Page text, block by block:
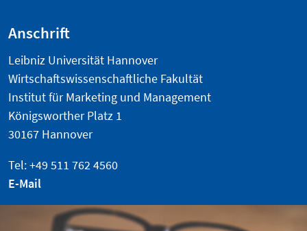
Anschrift
Leibniz Universität Hannover
Wirtschaftswissenschaftliche Fakultät
Institut für Marketing und Management
Königsworther Platz 1
30167 Hannover
Tel: +49 511 762 4560
E-Mail